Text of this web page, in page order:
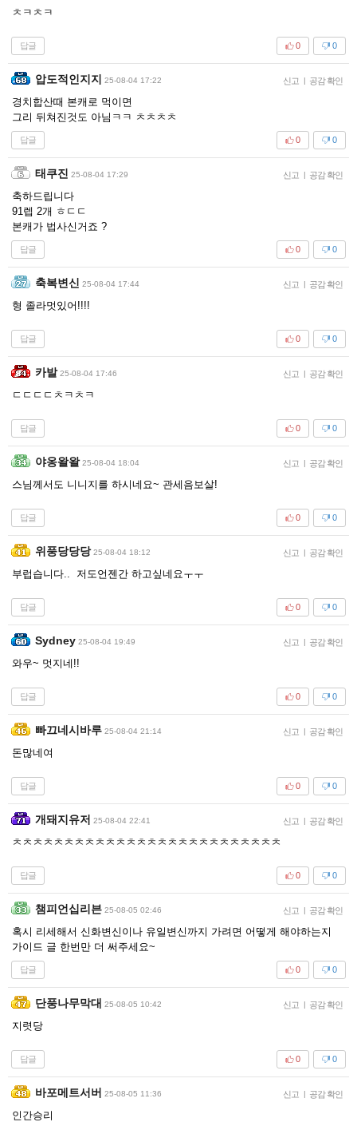
ㅊㅋㅊㅋ
답글 0
0
압도적인지지 25-08-04 17:22 신고 | 공감 확인
경치합산때 본캐로 먹이면
그리 뒤쳐진것도 아님ㅋㅋ ㅊㅊㅊㅊ
답글 0
0
태쿠진 25-08-04 17:29 신고 | 공감 확인
축하드립니다
91렙 2개 ㅎㄷㄷ
본캐가 법사신거죠 ?
답글 0
0
축복변신 25-08-04 17:44 신고 | 공감 확인
형 졸라멋있어!!!!
답글 0
0
카발 25-08-04 17:46 신고 | 공감 확인
ㄷㄷㄷㄷㅊㅋㅊㅋ
답글 0
0
야옹왈왈 25-08-04 18:04 신고 | 공감 확인
스님께서도 니니지를 하시네요~ 관세음보살!
답글 0
0
위풍당당당 25-08-04 18:12 신고 | 공감 확인
부럽습니다.. 저도언젠간 하고싶네요ㅜㅜ
답글 0
0
Sydney 25-08-04 19:49 신고 | 공감 확인
와우~ 멋지네!!
답글 0
0
빠끄네시바루 25-08-04 21:14 신고 | 공감 확인
돈많네여
답글 0
0
개돼지유저 25-08-04 22:41 신고 | 공감 확인
ㅊㅊㅊㅊㅊㅊㅊㅊㅊㅊㅊㅊㅊㅊㅊㅊㅊㅊㅊㅊㅊㅊㅊㅊㅊㅊ
답글 0
0
챔피언십리븐 25-08-05 02:46 신고 | 공감 확인
혹시 리세해서 신화변신이나 유일변신까지 가려면 어떻게 해야하는지
가이드 글 한번만 더 써주세요~
답글 0
0
단풍나무막대 25-08-05 10:42 신고 | 공감 확인
지렷당
답글 0
0
바포메트서버 25-08-05 11:36 신고 | 공감 확인
인간승리